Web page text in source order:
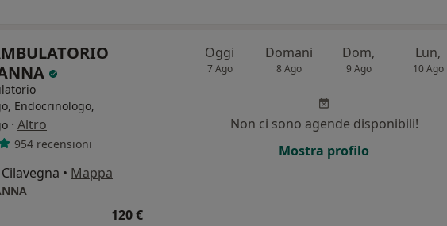
Endocrinologo,
· Altro
954 recensioni
• Mappa
120 €
Oggi
7 Ago
Domani
8 Ago
Dom,
9 Ago
Lun,
10 Ago
Non ci sono agende disponibili!
Mostra profilo